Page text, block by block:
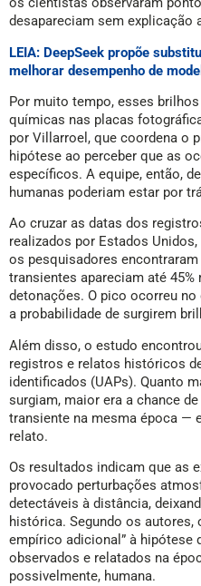
desapareciam sem explicação
LEIA: DeepSeek propõe
melhorar desempenho de
Por muito tempo, esses
químicas nas placas
por Villarroel, que coordena o
hipótese ao perceber que as
específicos. A equipe, então,
humanas poderiam estar por
Ao cruzar as datas dos
realizados por Estados
os pesquisadores
transientes apareciam até
detonações. O pico ocorreu
a probabilidade de surgirem
Além disso, o estudo
registros e relatos históricos
identificados (UAPs). Quanto
surgiam, maior era a chance
transiente na mesma época —
relato.
Os resultados indicam que as
provocado perturbações
detectáveis à distância,
histórica. Segundo os autores,
empírico adicional” à hipótese
observados e relatados na
possivelmente, humana.